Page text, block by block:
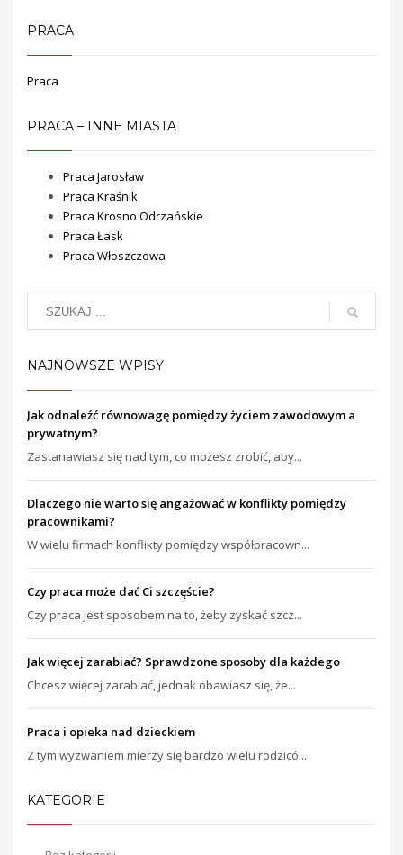
PRACA
Praca
PRACA – INNE MIASTA
Praca Jarosław
Praca Kraśnik
Praca Krosno Odrzańskie
Praca Łask
Praca Włoszczowa
NAJNOWSZE WPISY
Jak odnaleźć równowagę pomiędzy życiem zawodowym a
prywatnym?
Zastanawiasz się nad tym, co możesz zrobić, aby...
Dlaczego nie warto się angażować w konflikty pomiędzy
pracownikami?
W wielu firmach konflikty pomiędzy współpracown...
Czy praca może dać Ci szczęście?
Czy praca jest sposobem na to, żeby zyskać szcz...
Jak więcej zarabiać? Sprawdzone sposoby dla każdego
Chcesz więcej zarabiać, jednak obawiasz się, że...
Praca i opieka nad dzieckiem
Z tym wyzwaniem mierzy się bardzo wielu rodzicó...
KATEGORIE